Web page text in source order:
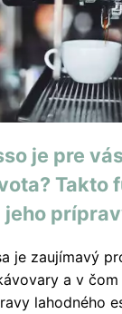
je pre
Takto
je zaujímavý
a v čom
lahodného